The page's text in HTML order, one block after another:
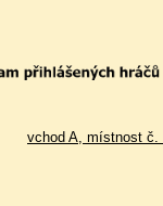
vchod A, místnost č.